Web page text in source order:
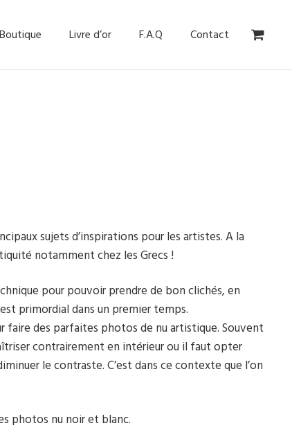
Boutique Livre d’or F.A.Q Contact
sujets d’inspirations pour les artistes. A la
notamment chez les Grecs !
pour pouvoir prendre de bon clichés, en
primordial dans un premier temps.
des parfaites photos de nu artistique. Souvent
contrairement en intérieur ou il faut opter
le contraste. C’est dans ce contexte que l’on
photos nu noir et blanc.